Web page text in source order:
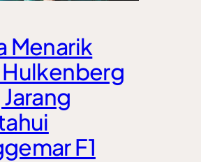
Menarik
F1